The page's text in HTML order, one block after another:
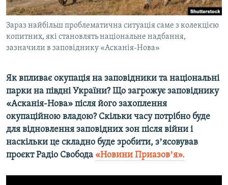
Усі сайти RFE/RL
Зараз найбільш проблематична ситуація саме з колекцією
копитних, які становлять національне надбання,
зазначили в заповіднику «Асканія-Нова»
Як впливає окупація на заповідники та національні
парки на півдні України? Що загрожує заповіднику
«Асканія-Нова» після його захоплення
окупаційною владою? Скільки часу потрібно буде
для відновлення заповідних зон після війни і
наскільки це складно буде зробити, зʼясовував
проєкт Радіо Свобода «Новини Приазовʼя».